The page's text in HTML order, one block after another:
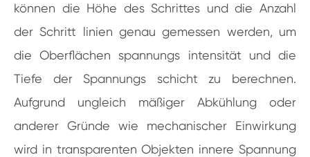
können die Höhe des Schrittes und die Anzahl
der Schritt linien genau gemessen werden, um
die Oberflächen spannungs intensität und die
Tiefe der Spannungs schicht zu berechnen.
Aufgrund ungleich mäßiger Abkühlung oder
anderer Gründe wie mechanischer Einwirkung
wird in transparenten Objekten innere Spannung